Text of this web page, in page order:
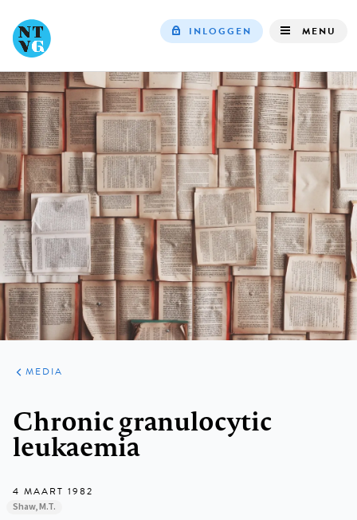
navigation
INLOGGEN MENU
ARTIKELEN
VARIA
MEDIA
Chronic granulocytic
leukaemia
4 MAART 1982
Shaw, M.T.